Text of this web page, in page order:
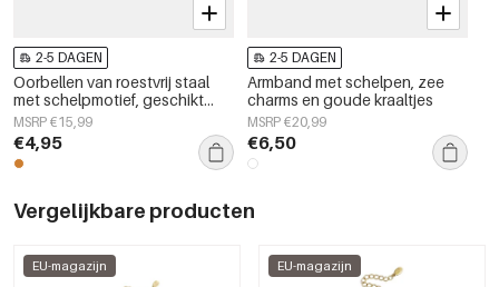
2-5 DAGEN
Oorbellen van roestvrij staal
met schelpmotief, geschikt
voor vakantie, strand of
romantische momenten.
Damessieraden.
MSRP €15,99
€4,95
2-5 DAGEN
Armband met schelpen, zee
charms en goude kraaltjes
MSRP €20,99
€6,50
Vergelijkbare producten
EU-magazijn EU-magazijn